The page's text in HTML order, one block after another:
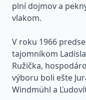
plní dojmov a
vlakom.
V roku 1966
tajomníkom
Ružička,
výboru boli ešte
Windmühl a